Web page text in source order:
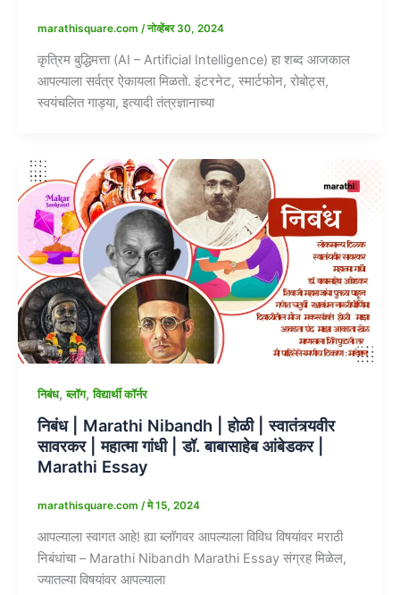
marathisquare.com /नोव्हेंबर 30, 2024
कृत्रिम बुद्धिमत्ता (AI – Artificial Intelligence) हा शब्द आजकाल
आपल्याला सर्वत्र ऐकायला मिळतो. इंटरनेट, स्मार्टफोन, रोबोट्स,
स्वयंचलित गाड्या, इत्यादी तंत्रज्ञानाच्या
निबंध,ब्लॉग,विद्यार्थी कॉर्नर
निबंध | Marathi Nibandh | होळी | स्वातंत्र्यवीर
सावरकर | महात्मा गांधी | डॉ. बाबासाहेब आंबेडकर |
Marathi Essay
marathisquare.com /मे 15, 2024
आपल्याला स्वागत आहे! ह्या ब्लॉगवर आपल्याला विविध विषयांवर मराठी
निबंधांचा – Marathi Nibandh Marathi Essay संग्रह मिळेल,
ज्यातल्या विषयांवर आपल्याला